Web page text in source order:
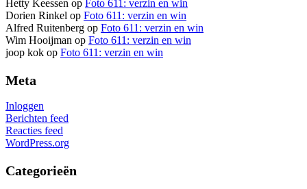
Hetty Keessen op Foto 611: verzin en win
Dorien Rinkel op Foto 611: verzin en win
Alfred Ruitenberg op Foto 611: verzin en win
Wim Hooijman op Foto 611: verzin en win
joop kok op Foto 611: verzin en win
Meta
Inloggen
Berichten feed
Reacties feed
WordPress.org
Categorieën